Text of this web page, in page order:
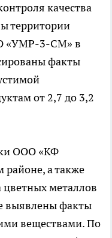
качества
территории
«УМР-3-СМ» в
факты
от 2,7 до 3,2
ООО «КФ
районе, а также
металлов
выявлены факты
веществами. По